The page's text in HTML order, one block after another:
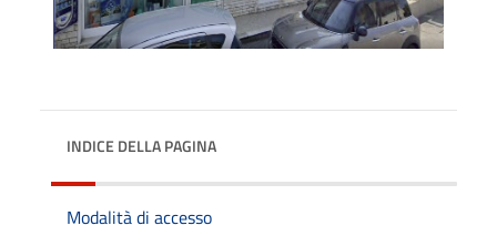
INDICE DELLA PAGINA
Modalità di accesso